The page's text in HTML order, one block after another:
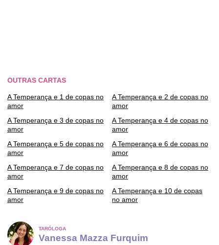
OUTRAS CARTAS
A Temperança e 1 de copas no
amor
A Temperança e 2 de copas no
amor
A Temperança e 3 de copas no
amor
A Temperança e 4 de copas no
amor
A Temperança e 5 de copas no
amor
A Temperança e 6 de copas no
amor
A Temperança e 7 de copas no
amor
A Temperança e 8 de copas no
amor
A Temperança e 9 de copas no
amor
A Temperança e 10 de copas
no amor
TARÓLOGA
Vanessa Mazza Furquim